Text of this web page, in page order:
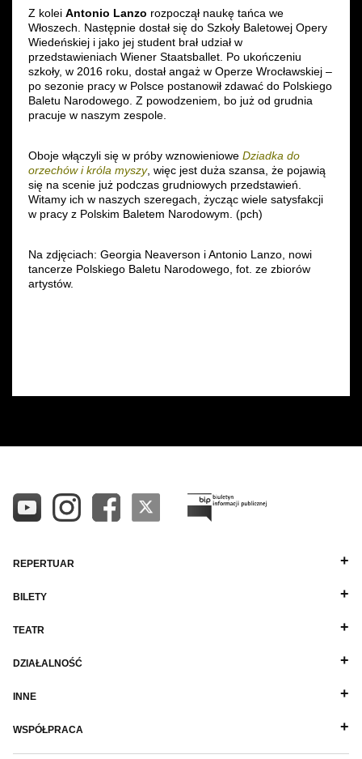
Z kolei Antonio Lanzo rozpoczął naukę tańca we
Włoszech. Następnie dostał się do Szkoły Baletowej Opery
Wiedeńskiej i jako jej student brał udział w
przedstawieniach Wiener Staatsballet. Po ukończeniu
szkoły, w 2016 roku, dostał angaż w Operze Wrocławskiej –
po sezonie pracy w Polsce postanowił zdawać do Polskiego
Baletu Narodowego. Z powodzeniem, bo już od grudnia
pracuje w naszym zespole.
Oboje włączyli się w próby wznowieniowe Dziadka do
orzechów i króla myszy, więc jest duża szansa, że pojawią
się na scenie już podczas grudniowych przedstawień.
Witamy ich w naszych szeregach, życząc wiele satysfakcji
w pracy z Polskim Baletem Narodowym. (pch)
Na zdjęciach: Georgia Neaverson i Antonio Lanzo, nowi
tancerze Polskiego Baletu Narodowego, fot. ze zbiorów
artystów.
REPERTUAR
BILETY
TEATR
DZIAŁALNOŚĆ
INNE
WSPÓŁPRACA